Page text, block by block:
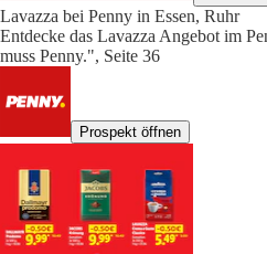
Lavazza bei Penny in Essen, Ruhr
Entdecke das Lavazza Angebot im
muss Penny.", Seite 36
Prospekt öffnen